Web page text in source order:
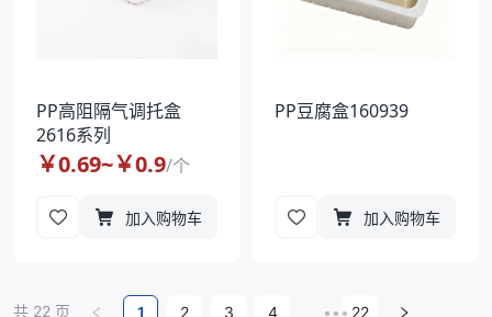
PP高阻隔气调托盒
2616系列
￥0.69~￥0.9/个
加入购物车
PP豆腐盒160939
加入购物车
共 22 页 1 2 3 4 ••• 22